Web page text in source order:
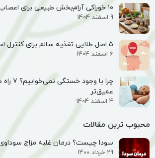
۱۰ خوراکی آرام‌بخش طبیعی برای اعصاب خسته
9 اسفند 1404
۵ اصل طلایی تغذیه سالم برای کنترل استرس
6 اسفند 1404
چرا با
عمیق‌تر
4 اسفند 1404
محبوب ترین مقالات
سودا چیست؟ درمان غلبه مزاج
29 خرداد 1400